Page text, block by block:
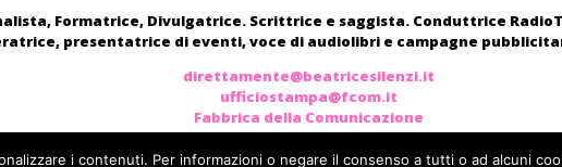
Formatrice, Divulgatrice. Scrittrice e saggista. Conduttrice
presentatrice di eventi, voce di audiolibri e campagne
direttamente@beatricesilenzi.it
ufficiostampa@fcom.it
Fabbrica della Comunicazione
i contenuti. Per informazioni o negare il consenso a tutti o ad alcuni